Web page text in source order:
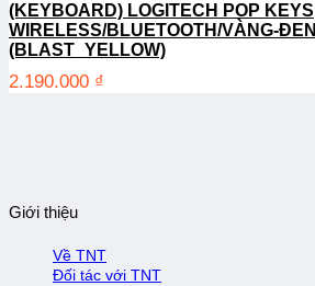
(KEYBOARD) LOGITECH POP KEYS
WIRELESS/BLUETOOTH/VÀNG-ĐEN
(BLAST_YELLOW)
2.190.000 ₫
Giới thiệu
Về TNT
Đối tác với TNT